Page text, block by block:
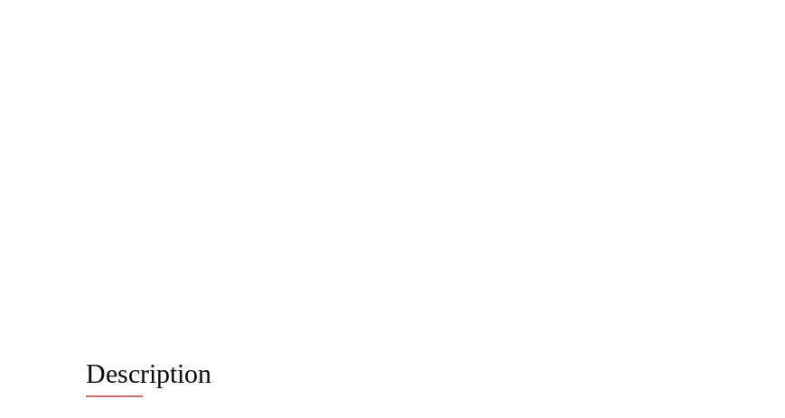
Description